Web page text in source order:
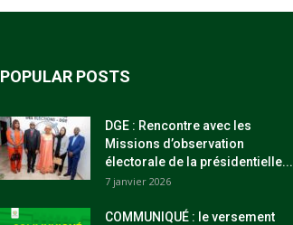
POPULAR POSTS
DGE : Rencontre avec les
Missions d’observation
électorale de la présidentielle...
7 janvier 2026
COMMUNIQUÉ : le versement